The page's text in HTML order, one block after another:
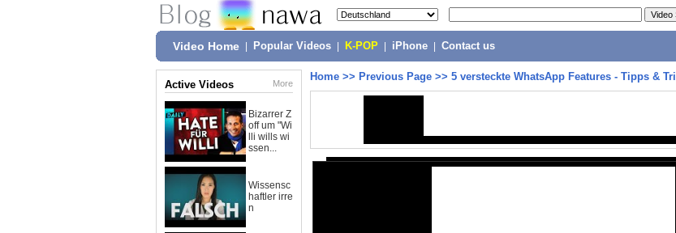
Video Home Popular Videos K-POP iPhone Contact us
Active Videos More
Bizarrer Z
off um "Wi
lli wills wi
ssen...
Wissensc
haftler irre
n
Home >> Previous Page >> 5 versteckte WhatsApp Features - Tipps &